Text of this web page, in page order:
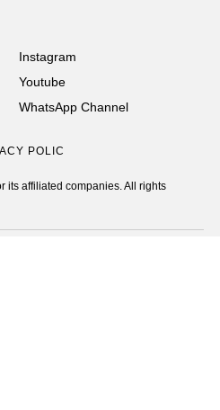
Instagram
Youtube
WhatsApp Channel
POLICY
its affiliated companies. All rights